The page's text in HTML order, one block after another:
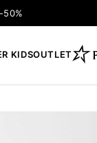
KIDSOUTLET